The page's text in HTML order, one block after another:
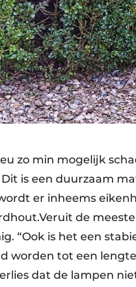
zo min mogelijk
is een duurzaam
er inheems
de
“Ook is het een
worden tot een
dat de lampen